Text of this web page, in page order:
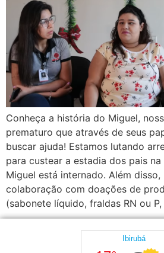
Conheça a história do Miguel,
prematuro que através de seus
buscar ajuda! Estamos lutando
para custear a estadia dos pais
Miguel está internado. Além disso,
colaboração com doações de
(sabonete líquido, fraldas RN ou